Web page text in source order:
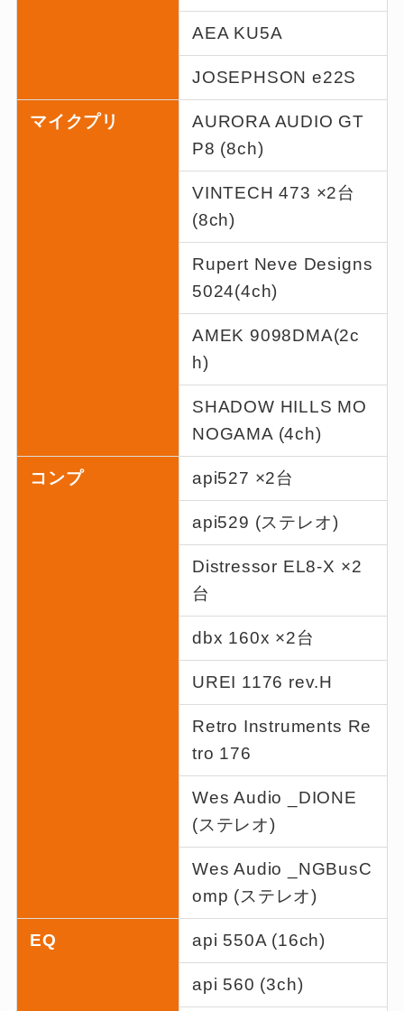
AEA KU5A
JOSEPHSON e22S
マイクプリ
AURORA AUDIO GT
P8 (8ch)
VINTECH 473 ×2台
(8ch)
Rupert Neve Designs
5024(4ch)
AMEK 9098DMA(2c
h)
SHADOW HILLS MO
NOGAMA (4ch)
コンプ api527 ×2台
api529 (ステレオ)
Distressor EL8-X ×2
台
dbx 160x ×2台
UREI 1176 rev.H
Retro Instruments Re
tro 176
Wes Audio _DIONE
(ステレオ)
Wes Audio _NGBusC
omp (ステレオ)
EQ api 550A (16ch)
api 560 (3ch)